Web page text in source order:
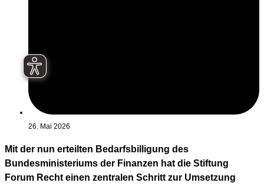
26. Mai 2026
Mit der nun erteilten Bedarfsbilligung des
Bundesministeriums der Finanzen hat die Stiftung
Forum Recht einen zentralen Schritt zur Umsetzung